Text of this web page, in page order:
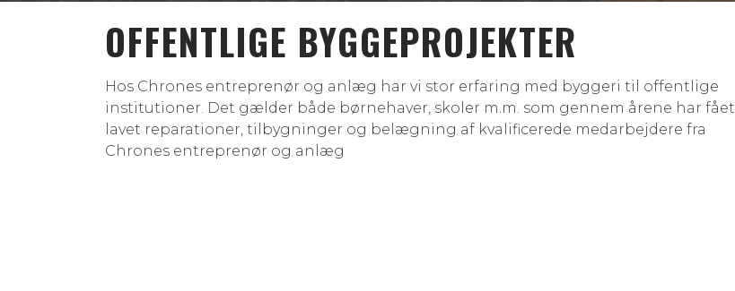
OFFENTLIGE BYGGEPROJEKTER
Hos Chrones entreprenør og anlæg har vi stor erfaring med byggeri til offentlige
institutioner. Det gælder både børnehaver, skoler m.m. som gennem årene har fået
lavet reparationer, tilbygninger og belægning af kvalificerede medarbejdere fra
Chrones entreprenør og anlæg